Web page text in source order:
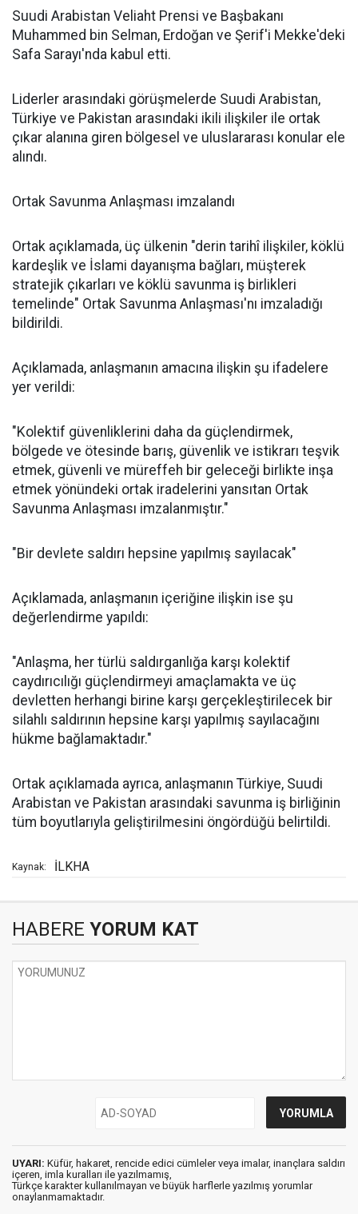
Suudi Arabistan Veliaht Prensi ve Başbakanı
Muhammed bin Selman, Erdoğan ve Şerif'i Mekke'deki
Safa Sarayı'nda kabul etti.
Liderler arasındaki görüşmelerde Suudi Arabistan,
Türkiye ve Pakistan arasındaki ikili ilişkiler ile ortak
çıkar alanına giren bölgesel ve uluslararası konular ele
alındı.
Ortak Savunma Anlaşması imzalandı
Ortak açıklamada, üç ülkenin "derin tarihî ilişkiler, köklü
kardeşlik ve İslami dayanışma bağları, müşterek
stratejik çıkarları ve köklü savunma iş birlikleri
temelinde" Ortak Savunma Anlaşması'nı imzaladığı
bildirildi.
Açıklamada, anlaşmanın amacına ilişkin şu ifadelere
yer verildi:
"Kolektif güvenliklerini daha da güçlendirmek,
bölgede ve ötesinde barış, güvenlik ve istikrarı teşvik
etmek, güvenli ve müreffeh bir geleceği birlikte inşa
etmek yönündeki ortak iradelerini yansıtan Ortak
Savunma Anlaşması imzalanmıştır."
"Bir devlete saldırı hepsine yapılmış sayılacak"
Açıklamada, anlaşmanın içeriğine ilişkin ise şu
değerlendirme yapıldı:
"Anlaşma, her türlü saldırganlığa karşı kolektif
caydırıcılığı güçlendirmeyi amaçlamakta ve üç
devletten herhangi birine karşı gerçekleştirilecek bir
silahlı saldırının hepsine karşı yapılmış sayılacağını
hükme bağlamaktadır."
Ortak açıklamada ayrıca, anlaşmanın Türkiye, Suudi
Arabistan ve Pakistan arasındaki savunma iş birliğinin
tüm boyutlarıyla geliştirilmesini öngördüğü belirtildi.
Kaynak: İLKHA
HABERE YORUM KAT
UYARI: Küfür, hakaret, rencide edici cümleler veya imalar, inançlara saldırı
içeren, imla kuralları ile yazılmamış,
Türkçe karakter kullanılmayan ve büyük harflerle yazılmış yorumlar
onaylanmamaktadır.